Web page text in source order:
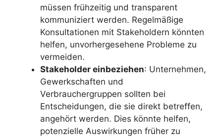
müssen frühzeitig und transparent
kommuniziert werden. Regelmäßige
Konsultationen mit Stakeholdern könnten
helfen, unvorhergesehene Probleme zu
vermeiden.
Stakeholder einbeziehen: Unternehmen,
Gewerkschaften und
Verbrauchergruppen sollten bei
Entscheidungen, die sie direkt betreffen,
angehört werden. Dies könnte helfen,
potenzielle Auswirkungen früher zu